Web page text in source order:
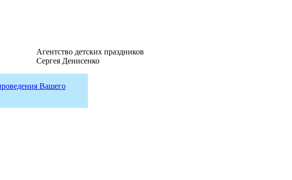
Агентство детских праздников
Сергея Денисенко
Вашего